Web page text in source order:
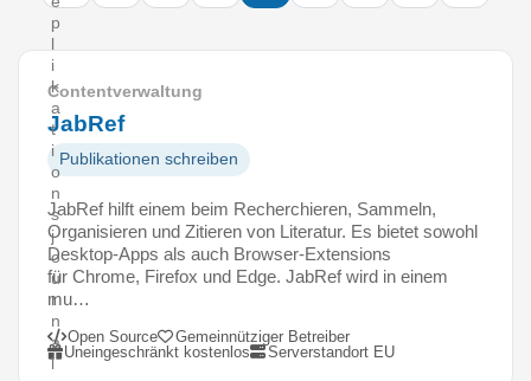
p
l
i
k
a
t
i
o
n
s
j
o
u
r
n
a
l
Contentverwaltung
JabRef
Publikationen schreiben
JabRef hilft einem beim Recherchieren, Sammeln,
Organisieren und Zitieren von Literatur. Es bietet sowohl
Desktop-Apps als auch Browser-Extensions
für Chrome, Firefox und Edge. JabRef wird in einem
mu…
Open Source
Gemeinnütziger Betreiber
Uneingeschränkt kostenlos
Serverstandort EU